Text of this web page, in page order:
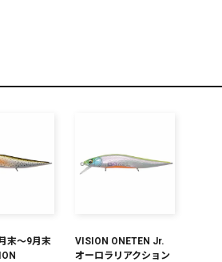
リ
末～9月末
VISION ONETEN Jr.
オーロラリアクション